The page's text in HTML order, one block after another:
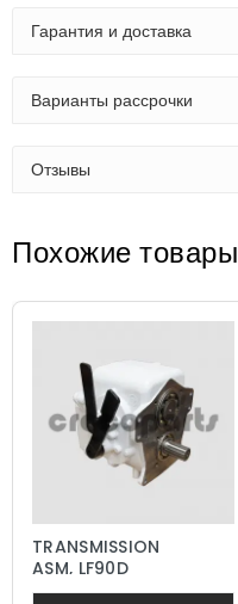
Гарантия и доставка
Варианты рассрочки
Отзывы
Похожие товары
TRANSMISSION
ASM, LF90D